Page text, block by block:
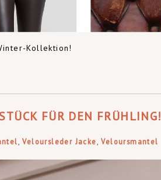
Kollektion!
FÜR DEN FRÜHLING!
,Veloursleder Jacke ,Veloursmantel